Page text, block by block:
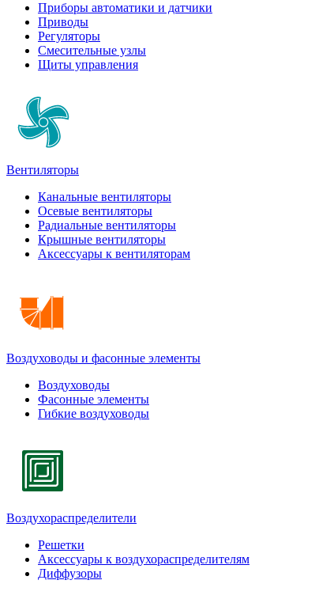
Приборы автоматики и датчики
Приводы
Регуляторы
Смесительные узлы
Щиты управления
Вентиляторы
Канальные вентиляторы
Осевые вентиляторы
Радиальные вентиляторы
Крышные вентиляторы
Аксессуары к вентиляторам
Воздуховоды и фасонные элементы
Воздуховоды
Фасонные элементы
Гибкие воздуховоды
Воздухораспределители
Решетки
Аксессуары к воздухораспределителям
Диффузоры